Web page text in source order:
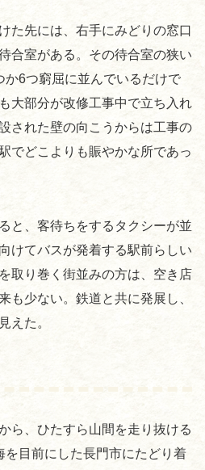
た先には、右手にみどりの窓口
合室がある。その待合室の狭い
か6つ窮屈に並んでいるだけで
大部分が改修工事中で立ち入れ
された壁の向こうからは工事の
でどこよりも賑やかな所であっ
と、客待ちをするタクシーが並
けてバスが発着する駅前らしい
取り巻く街並みの方は、空き店
も少ない。鉄道と共に発展し、
えた。
ら、ひたすら山間を走り抜ける
を目前にした長門市にたどり着